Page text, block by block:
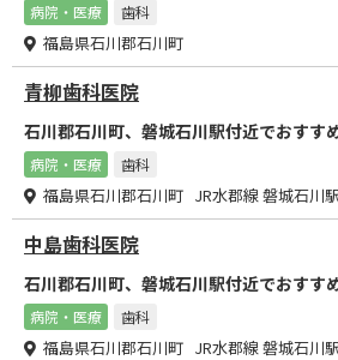
病院・医療 歯科
福島県石川郡石川町
青柳歯科医院
石川郡石川町、磐城石川駅付近でおすす
病院・医療 歯科
福島県石川郡石川町 JR水郡線 磐城石川駅
中島歯科医院
石川郡石川町、磐城石川駅付近でおすす
病院・医療 歯科
福島県石川郡石川町 JR水郡線 磐城石川駅